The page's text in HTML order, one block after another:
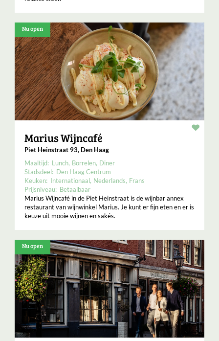
Nu open
Marius Wijncafé
Piet Heinstraat 93, Den Haag
Maaltijd: Lunch Borrelen Diner
Stadsdeel: Den Haag Centrum
Keuken: Internationaal Nederlands Frans
Prijsniveau: Betaalbaar
Marius Wijncafé in de Piet Heinstraat is de wijnbar annex
restaurant van wijnwinkel Marius. Je kunt er fijn eten en er is
keuze uit mooie wijnen en sakés.
Nu open